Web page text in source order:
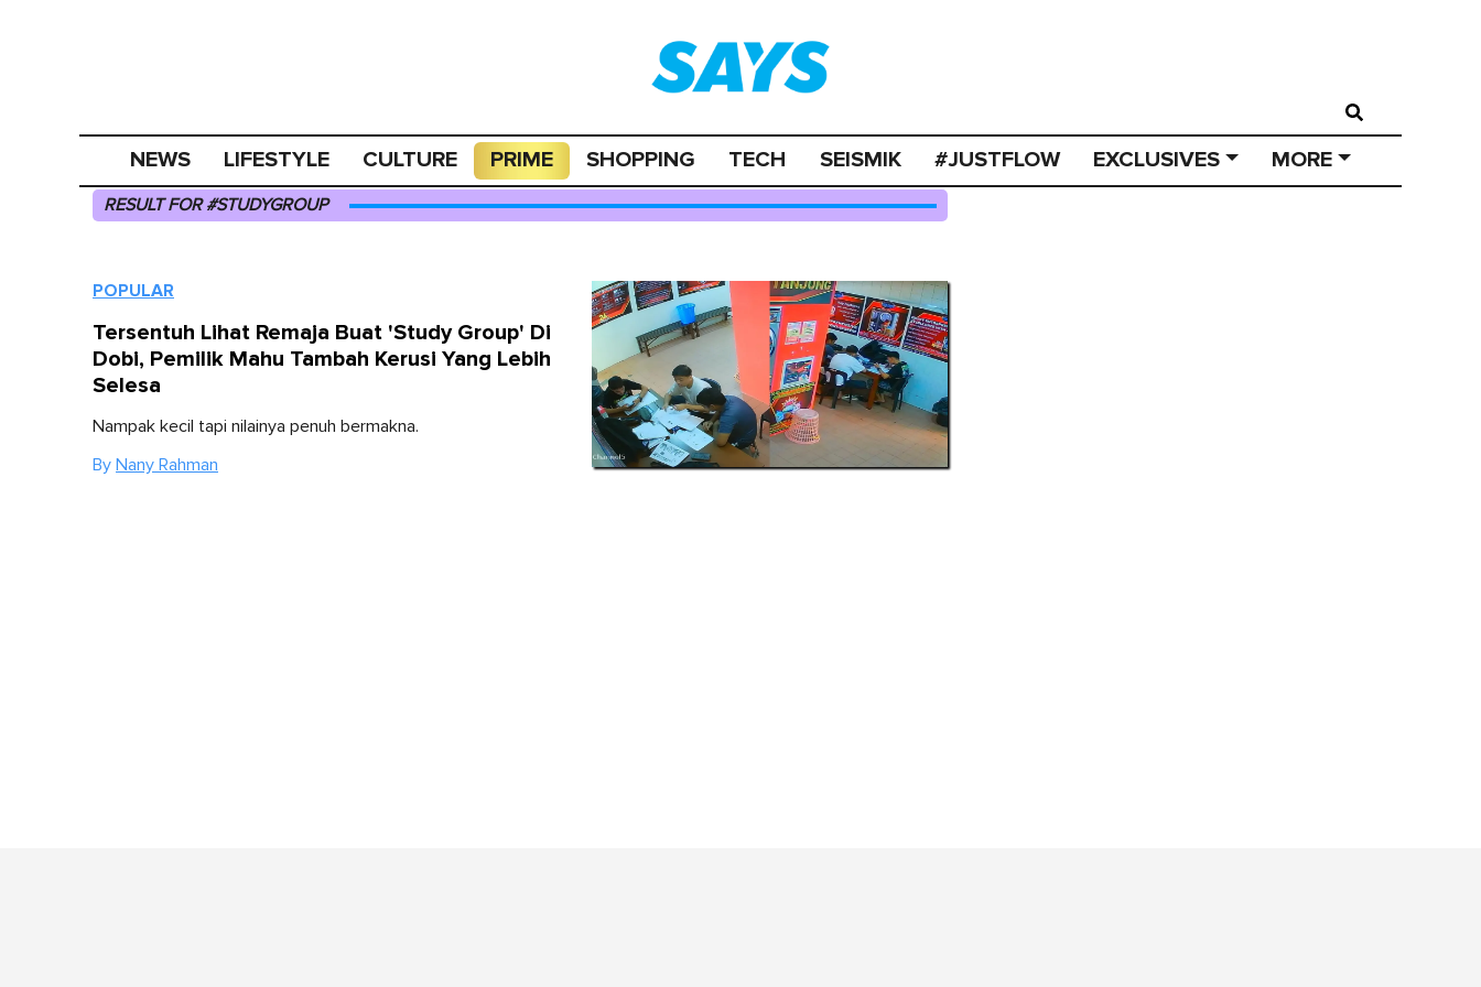
NEWS LIFESTYLE CULTURE PRIME SHOPPING TECH SEISMIK #JUSTFLOW EXCLUSIVES MORE
RESULT FOR #STUDYGROUP
POPULAR
Tersentuh Lihat Remaja Buat 'Study Group' Di
Dobi, Pemilik Mahu Tambah Kerusi Yang Lebih
Selesa
Nampak kecil tapi nilainya penuh bermakna.
By Nany Rahman